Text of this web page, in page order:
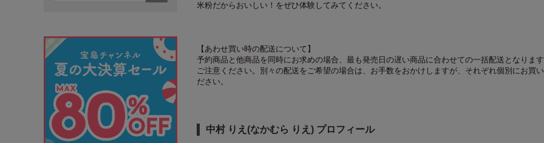
米粉だからおいしい！をぜひ体験してみてください。
【あわせ買い時の配送について】
予約商品と他商品を同時にお求めの場合、最も発売日の遅い商品に合わせての一括配送となります
ご注意ください。別々の配送をご希望の場合は、お手数をおかけしますが、それぞれ個別にお買い
ださい。
中村 りえ(なかむら りえ) プロフィール